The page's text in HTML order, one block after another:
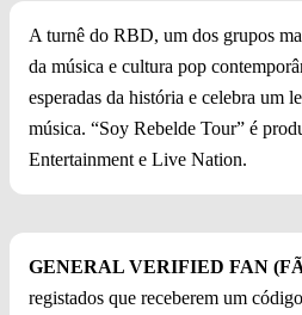
A turnê do RBD, um dos grupos
da música e cultura pop
esperadas da história e celebra um
música. “Soy Rebelde Tour” é
Entertainment e Live Nation.
GENERAL VERIFIED FAN
registados que receberem um